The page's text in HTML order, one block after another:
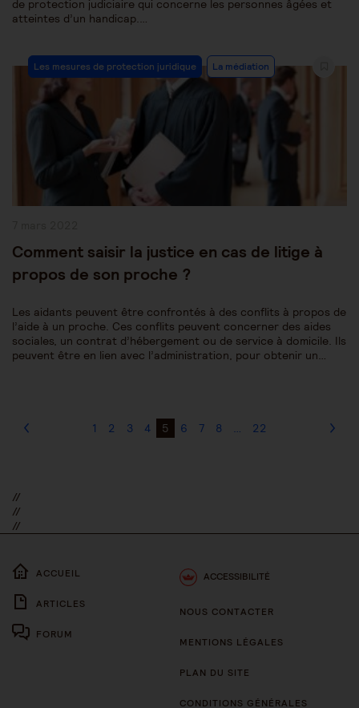
de protection judiciaire qui concerne les personnes âgées et
atteintes d’un handicap.…
Post
Category:
Les mesures de protection juridique La médiation
Comment saisir la justice en cas de litige à
propos de son proche ?
Les aidants peuvent être confrontés à des conflits à propos de
l’aide à un proche. Ces conflits peuvent concerner des aides
sociales, un contrat d’hébergement ou de service à domicile. Ils
peuvent être en lien avec l’administration, pour obtenir un…
1 2 3 4 5 6 7 8 … 22
//
//
//
ACCUEIL
ARTICLES
FORUM
ACCESSIBILITÉ
NOUS CONTACTER
MENTIONS LÉGALES
PLAN DU SITE
CONDITIONS GÉNÉRALES